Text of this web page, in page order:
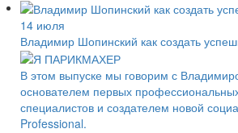
14 июля
Владимир Шопинский как создать
В этом выпуске мы говорим с
основателем первых
специалистов и создателем новой
Professional.